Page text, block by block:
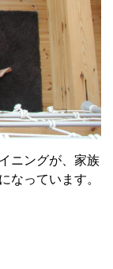
ニングが、家族
なっています。